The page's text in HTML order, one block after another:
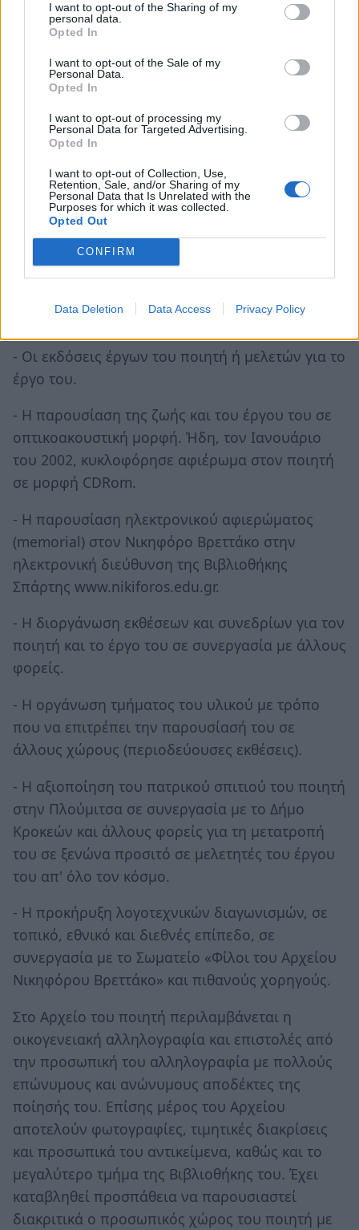
I want to opt-out of the Sharing of my
personal data.
Opted In
I want to opt-out of the Sale of my
Personal Data.
Opted In
I want to opt-out of processing my
Personal Data for Targeted Advertising.
Opted In
I want to opt-out of Collection, Use,
Retention, Sale, and/or Sharing of my
Personal Data that Is Unrelated with the
Purposes for which it was collected.
Opted Out
CONFIRM
Data Deletion Data Access Privacy Policy
συγκέντρωσης, καταγραφής και παρουσίασης
του υλικού του αρχείου αλλά και σειρά
οργανισμό με συνεχή παρουσία στα πνευματικά
δρώμενα του τόπου.
Ανάμεσα στις κυριότερες δράσεις
υλοποιούνται και οι εξής:
- Η συγκέντρωση οποιουδήποτε υλικού,
έντυπου ή οπτικοακουστικού, αφορά στον
ποιητή.
του ποιητή μέσω εκπαιδευτικών προγραμμάτων.
- Οι εκδόσεις έργων του ποιητή ή μελετών για το
έργο του.
- Η παρουσίαση της ζωής και του έργου του σε
οπτικοακουστική μορφή. Ήδη, τον Ιανουάριο
του 2002, κυκλοφόρησε αφιέρωμα στον ποιητή
σε μορφή CDRom.
- Η παρουσίαση ηλεκτρονικού αφιερώματος
(memorial) στον Νικηφόρο Βρεττάκο στην
ηλεκτρονική διεύθυνση της Βιβλιοθήκης
Σπάρτης www.nikiforos.edu.gr.
- Η διοργάνωση εκθέσεων και συνεδρίων για τον
ποιητή και το έργο του σε συνεργασία με άλλους
φορείς.
- Η οργάνωση τμήματος του υλικού με τρόπο
που να επιτρέπει την παρουσίασή του σε
άλλους χώρους (περιοδεύουσες εκθέσεις).
- Η αξιοποίηση του πατρικού σπιτιού του ποιητή
στην Πλούμιτσα σε συνεργασία με το Δήμο
Κροκεών και άλλους φορείς για τη μετατροπή
του σε ξενώνα προσιτό σε μελετητές του έργου
του απ' όλο τον κόσμο.
- Η προκήρυξη λογοτεχνικών διαγωνισμών, σε
τοπικό, εθνικό και διεθνές επίπεδο, σε
συνεργασία με το Σωματείο «Φίλοι του Αρχείου
Νικηφόρου Βρεττάκο» και πιθανούς χορηγούς.
Στο Αρχείο του ποιητή περιλαμβάνεται η
οικογενειακή αλληλογραφία και επιστολές από
την προσωπική του αλληλογραφία με πολλούς
επώνυμους και ανώνυμους αποδέκτες της
ποίησής του. Επίσης μέρος του Αρχείου
αποτελούν φωτογραφίες, τιμητικές διακρίσεις
και προσωπικά του αντικείμενα, καθώς και το
μεγαλύτερο τμήμα της Βιβλιοθήκης του. Έχει
καταβληθεί προσπάθεια να παρουσιαστεί
διακριτικά ο προσωπικός χώρος του ποιητή με